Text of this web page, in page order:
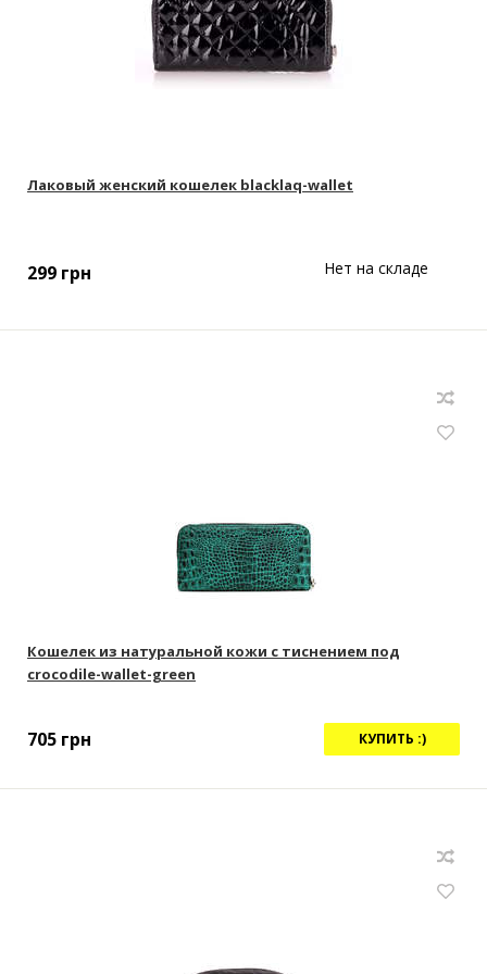
Лаковый женский кошелек blacklaq-wallet
299 грн Нет на складе
Кошелек из натуральной кожи с тиснением под
crocodile-wallet-green
705 грн КУПИТЬ :)